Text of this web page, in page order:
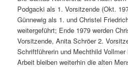
Podgacki als 1. Vorsitzende (Okt.
Günnewig als 1. und Christel
weitergeführt; Ende 1979 werden
Vorsitzende, Anita Schröer 2.
Schriftführerin und Mechthild
Arbeit bleiben weiterhin die alten